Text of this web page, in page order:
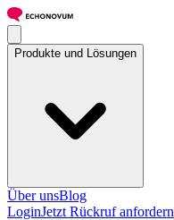
Produkte und Lösungen
Über unsBlog
LoginJetzt Rückruf anfordern